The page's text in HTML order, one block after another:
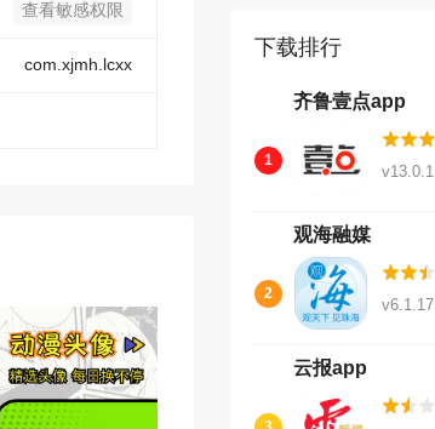
查看敏感权限
com.xjmh.lcxx
下载排行
齐鲁壹点app
1
v13.0.1
观海融媒
2
v6.1.17
云报app